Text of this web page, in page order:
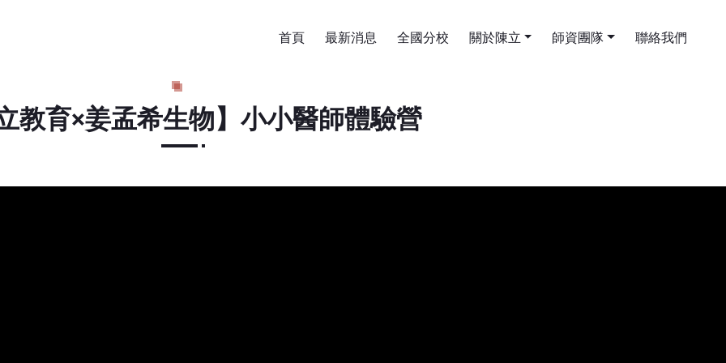
首頁 最新消息 全國分校 關於陳立 師資團隊 聯絡我們
教育×姜孟希生物】小小醫師體驗營